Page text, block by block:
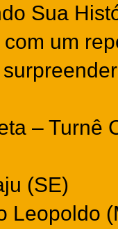
Sua
um
– Turnê
(SE)
Leopoldo